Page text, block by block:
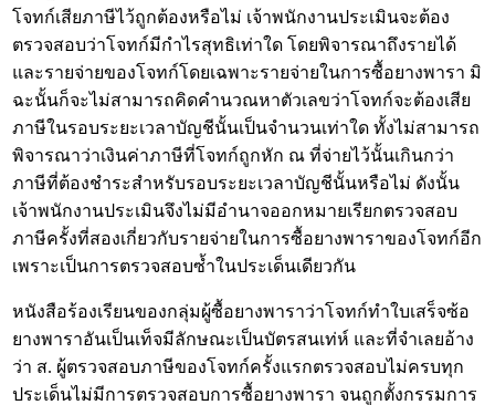
โจทก์เสียภาษีไว้ถูกต้องหรือไม่ เจ้าพนักงานประเมินจะต้อง
ตรวจสอบว่าโจทก์มีกำไรสุทธิเท่าใด โดยพิจารณาถึงรายได้
และรายจ่ายของโจทก์โดยเฉพาะรายจ่ายในการซื้อยางพารา มิ
ฉะนั้นก็จะไม่สามารถคิดคำนวณหาตัวเลขว่าโจทก์จะต้องเสีย
ภาษีในรอบระยะเวลาบัญชีนั้นเป็นจำนวนเท่าใด ทั้งไม่สามารถ
พิจารณาว่าเงินค่าภาษีที่โจทก์ถูกหัก ณ ที่จ่ายไว้นั้นเกินกว่า
ภาษีที่ต้องชำระสำหรับรอบระยะเวลาบัญชีนั้นหรือไม่ ดังนั้น
เจ้าพนักงานประเมินจึงไม่มีอำนาจออกหมายเรียกตรวจสอบ
ภาษีครั้งที่สองเกี่ยวกับรายจ่ายในการซื้อยางพาราของโจทก์อีก
เพราะเป็นการตรวจสอบซ้ำในประเด็นเดียวกัน
หนังสือร้องเรียนของกลุ่มผู้ซื้อยางพาราว่าโจทก์ทำใบเสร็จซ้อ
ยางพาราอันเป็นเท็จมีลักษณะเป็นบัตรสนเท่ห์ และที่จำเลยอ้าง
ว่า ส. ผู้ตรวจสอบภาษีของโจทก์ครั้งแรกตรวจสอบไม่ครบทุก
ประเด็นไม่มีการตรวจสอบการซื้อยางพารา จนถูกตั้งกรรมการ